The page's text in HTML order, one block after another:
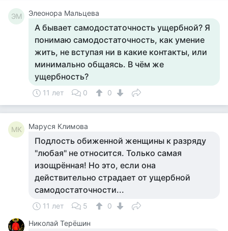
ЭМ Элеонора Мальцева
А бывает самодостаточность ущербной? Я
понимаю самодостаточность, как умение
жить, не вступая ни в какие контакты, или
минимально общаясь. В чём же
ущербность?
11 лет 0 0
МК Маруся Климова
Подлость обиженной женщины к разряду
"любая" не относится. Только самая
изощрённая! Но это, если она
действительно страдает от ущербной
самодостаточности...
11 лет 5
0
Николай Терёшин